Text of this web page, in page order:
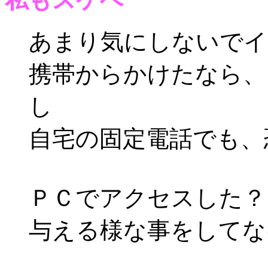
あまり気にしないで
携帯からかけたなら
し
自宅の固定電話でも
ＰＣでアクセスした
与える様な事をして